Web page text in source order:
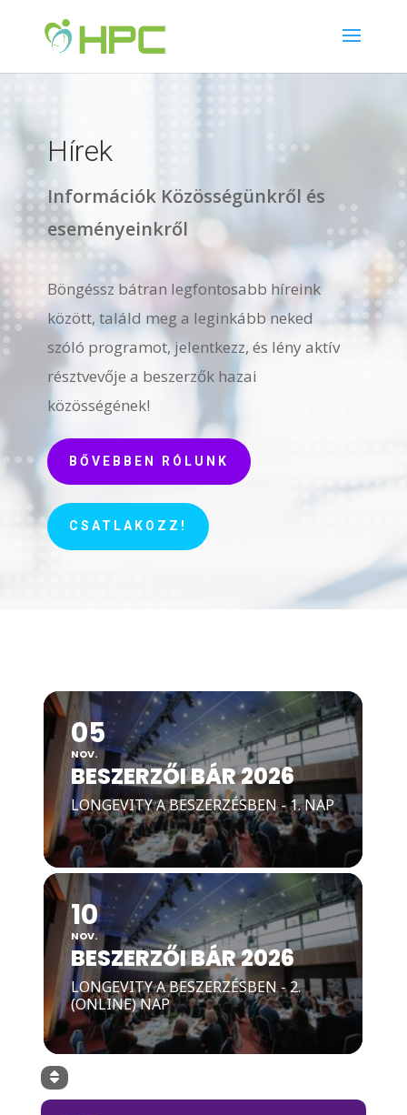
Hírek
Információk Közösségünkről és
eseményeinkről
Böngéssz bátran legfontosabb híreink
között, találd meg a leginkább neked
szóló programot, jelentkezz, és lény aktív
résztvevője a beszerzők hazai
közösségének!
BŐVEBBEN RÓLUNK
CSATLAKOZZ!
05
NOV.
BESZERZŐI BÁR 2026
LONGEVITY A BESZERZÉSBEN - 1. NAP
10
NOV.
BESZERZŐI BÁR 2026
LONGEVITY A BESZERZÉSBEN - 2.
(ONLINE) NAP